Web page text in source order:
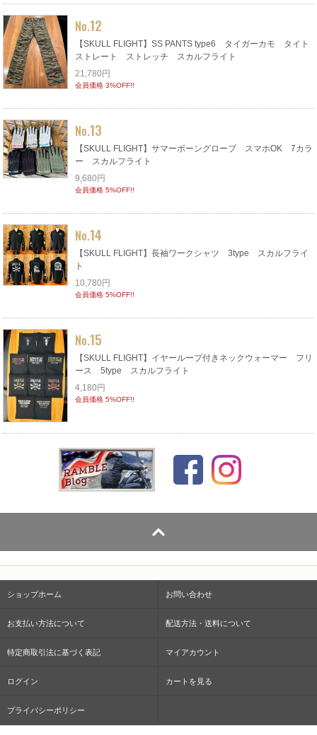
No.12
【SKULL FLIGHT】SS PANTS type6 タイガーカモ タイト
ストレート ストレッチ スカルフライト
21,780円
会員価格 3%OFF!!
No.13
【SKULL FLIGHT】サマーボーングローブ スマホOK 7カラ
ー スカルフライト
9,680円
会員価格 5%OFF!!
No.14
【SKULL FLIGHT】長袖ワークシャツ 3type スカルフライ
ト
10,780円
会員価格 5%OFF!!
No.15
【SKULL FLIGHT】イヤーループ付きネックウォーマー フリ
ース 5type スカルフライト
4,180円
会員価格 5%OFF!!
ショップホーム お問い合わせ
お支払い方法について 配送方法・送料について
特定商取引法に基づく表記 マイアカウント
ログイン カートを見る
プライバシーポリシー